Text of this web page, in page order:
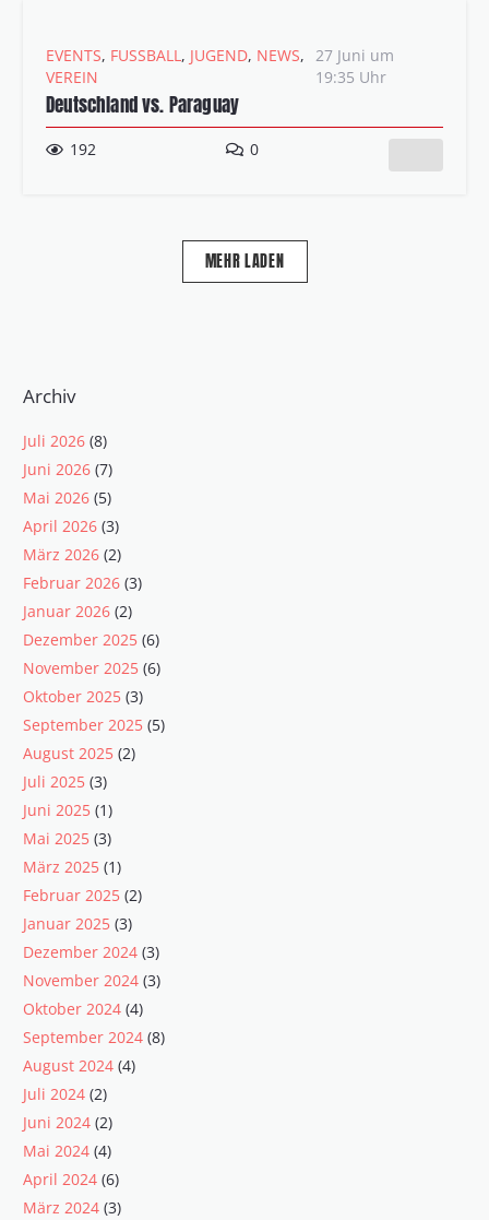
EVENTS, FUSSBALL, JUGEND, NEWS,
VEREIN
27 Juni um
19:35 Uhr
Deutschland vs. Paraguay
192 0
MEHR LADEN
Archiv
Juli 2026 (8)
Juni 2026 (7)
Mai 2026 (5)
April 2026 (3)
März 2026 (2)
Februar 2026 (3)
Januar 2026 (2)
Dezember 2025 (6)
November 2025 (6)
Oktober 2025 (3)
September 2025 (5)
August 2025 (2)
Juli 2025 (3)
Juni 2025 (1)
Mai 2025 (3)
März 2025 (1)
Februar 2025 (2)
Januar 2025 (3)
Dezember 2024 (3)
November 2024 (3)
Oktober 2024 (4)
September 2024 (8)
August 2024 (4)
Juli 2024 (2)
Juni 2024 (2)
Mai 2024 (4)
April 2024 (6)
März 2024 (3)